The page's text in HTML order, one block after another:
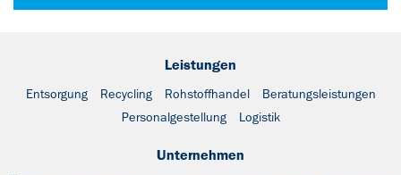
Leistungen
Entsorgung Recycling Rohstoffhandel
Beratungsleistungen
Personalgestellung
Logistik
Unternehmen